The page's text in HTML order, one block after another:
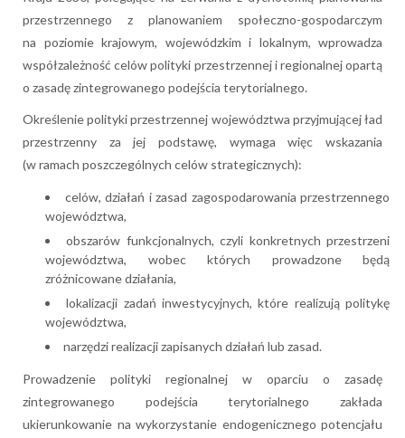
przestrzennego z planowaniem społeczno-gospodarczym
na poziomie krajowym, wojewódzkim i lokalnym, wprowadza
współzależność celów polityki przestrzennej i regionalnej opartą
o zasadę zintegrowanego podejścia terytorialnego.
Określenie polityki przestrzennej województwa przyjmującej ład
przestrzenny za jej podstawę, wymaga więc wskazania
(w ramach poszczególnych celów strategicznych):
celów, działań i zasad zagospodarowania przestrzennego
województwa,
obszarów funkcjonalnych, czyli konkretnych przestrzeni
województwa, wobec których prowadzone będą
zróżnicowane działania,
lokalizacji zadań inwestycyjnych, które realizują politykę
województwa,
narzędzi realizacji zapisanych działań lub zasad.
Prowadzenie polityki regionalnej w oparciu o zasadę
zintegrowanego podejścia terytorialnego zakłada
ukierunkowanie na wykorzystanie endogenicznego potencjału